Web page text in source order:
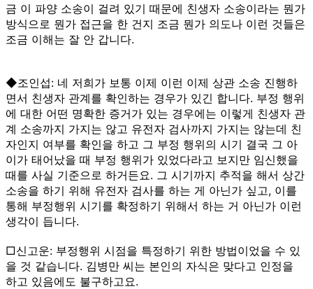
금 이 파양 소송이 걸려 있기 때문에 친생자 소송이라는 뭔가
방식으로 뭔가 접근을 한 건지 조금 뭔가 의도나 이런 것들은
조금 이해는 잘 안 갑니다.
◆조인섭: 네 저희가 보통 이제 이런 이제 상관 소송 진행하
면서 친생자 관계를 확인하는 경우가 있긴 합니다. 부정 행위
에 대한 어떤 명확한 증거가 있는 경우에는 이렇게 친생자 관
계 소송까지 가지는 않고 유전자 검사까지 가지는 않는데 친
자인지 여부를 확인을 하고 그 부정 행위의 시기 결국 그 아
이가 태어났을 때 부정 행위가 있었다라고 보지만 임신했을
때를 사실 기준으로 하거든요. 그 시기까지 추적을 해서 상간
소송을 하기 위해 유전자 검사를 하는 게 아닌가 싶고, 이를
통해 부정행위 시기를 확정하기 위해서 하는 거 아닌가 이런
생각이 듭니다.
□신고운: 부정행위 시점을 특정하기 위한 방법이었을 수 있
을 것 같습니다. 김병만 씨는 본인의 자식은 맞다고 인정을
하고 있음에도 불구하고요.